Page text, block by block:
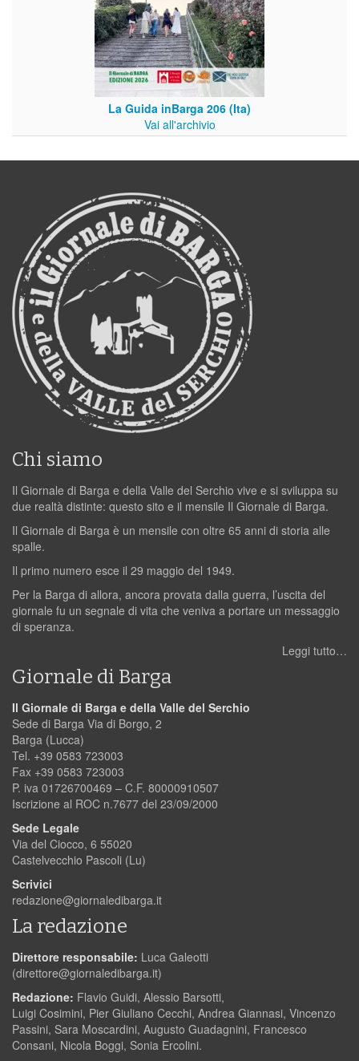
La Guida inBarga 206 (Ita)
Vai all'archivio
Chi siamo
Il Giornale di Barga e della Valle del Serchio vive e si sviluppa su
due realtà distinte: questo sito e il mensile Il Giornale di Barga.
Il Giornale di Barga è un mensile con oltre 65 anni di storia alle
spalle.
Il primo numero esce il 29 maggio del 1949.
Per la Barga di allora, ancora provata dalla guerra, l’uscita del
giornale fu un segnale di vita che veniva a portare un messaggio
di speranza.
Leggi tutto…
Giornale di Barga
Il Giornale di Barga e della Valle del Serchio
Sede di Barga Via di Borgo, 2
Barga (Lucca)
Tel. +39 0583 723003
Fax +39 0583 723003
P. iva 01726700469 – C.F. 80000910507
Iscrizione al ROC n.7677 del 23/09/2000
Sede Legale
Via del Ciocco, 6 55020
Castelvecchio Pascoli (Lu)
Scrivici
redazione@giornaledibarga.it
La redazione
Direttore responsabile: Luca Galeotti
(direttore@giornaledibarga.it)
Redazione: Flavio Guidi, Alessio Barsotti,
Luigi Cosimini, Pier Giuliano Cecchi, Andrea Giannasi, Vincenzo
Passini, Sara Moscardini, Augusto Guadagnini, Francesco
Consani, Nicola Boggi, Sonia Ercolini.